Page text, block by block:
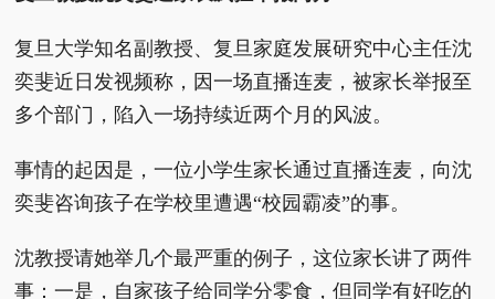
复旦大学知名副教授、复旦家庭发展研究中心主任沈
奕斐近日发视频称，因一场直播连麦，被家长举报至
多个部门，陷入一场持续近两个月的风波。
事情的起因是，一位小学生家长通过直播连麦，向沈
奕斐咨询孩子在学校里遭遇“校园霸凌”的事。
沈教授请她举几个最严重的例子，这位家长讲了两件
事：一是，自家孩子给同学分零食，但同学有好吃的